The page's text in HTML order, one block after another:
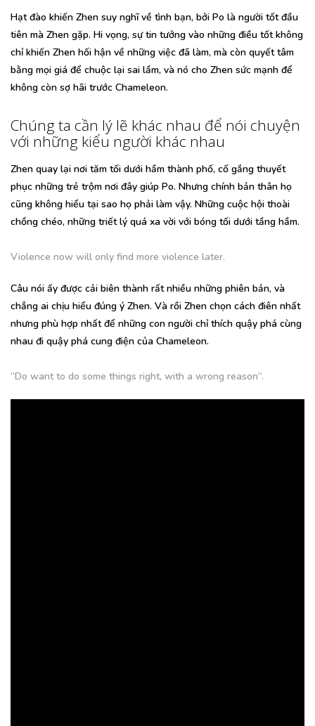
Hạt đào khiến Zhen suy nghĩ về tình bạn, bởi Po là người tốt đầu
tiên mà Zhen gặp. Hi vọng, sự tin tưởng vào những điều tốt không
chỉ khiến Zhen hối hận về những việc đã làm, mà còn quyết tâm
bằng mọi giá để chuộc lại sai lầm, và nó cho Zhen sức mạnh để
không còn sợ hãi trước Chameleon.
Chúng ta cần lý lẽ khác nhau để nói chuyện
với những kiểu người khác nhau
Zhen quay lại nơi tăm tối dưới hầm thành phố, cố gắng thuyết
phục những trẻ trộm nơi đây giúp Po. Nhưng chính bản thân họ
cũng không hiểu tại sao họ phải làm vậy. Những cuộc hội thoài
chồng chéo, những triết lý quá xa vời với bóng tối dưới tầng hầm.
Violence now will only find more violence later.
Câu nói ấy được cải biên thành rất nhiều những phiên bản, và
chẳng ai chịu hiểu đúng ý Zhen. Và rồi Zhen chọn cách điên nhất
nhưng phù hợp nhất để những con người chỉ thích quậy phá cùng
nhau đi quậy phá cung điện của Chameleon.
“Do want to do some things right, with a wrong reason”.